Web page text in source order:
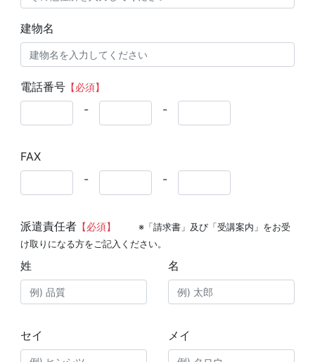
建物名
電話番号【必須】
- -
FAX
-
-
派遣責任者【必須】
※「請求書」及び「受講案内」をお受
け取りになる方をご記入ください。
姓 名
セイ メイ